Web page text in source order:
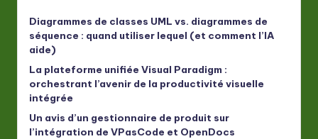
Diagrammes de classes UML vs. diagrammes de
séquence : quand utiliser lequel (et comment l’IA
aide)
La plateforme unifiée Visual Paradigm :
orchestrant l’avenir de la productivité visuelle
intégrée
Un avis d’un gestionnaire de produit sur
l’intégration de VPasCode et OpenDocs